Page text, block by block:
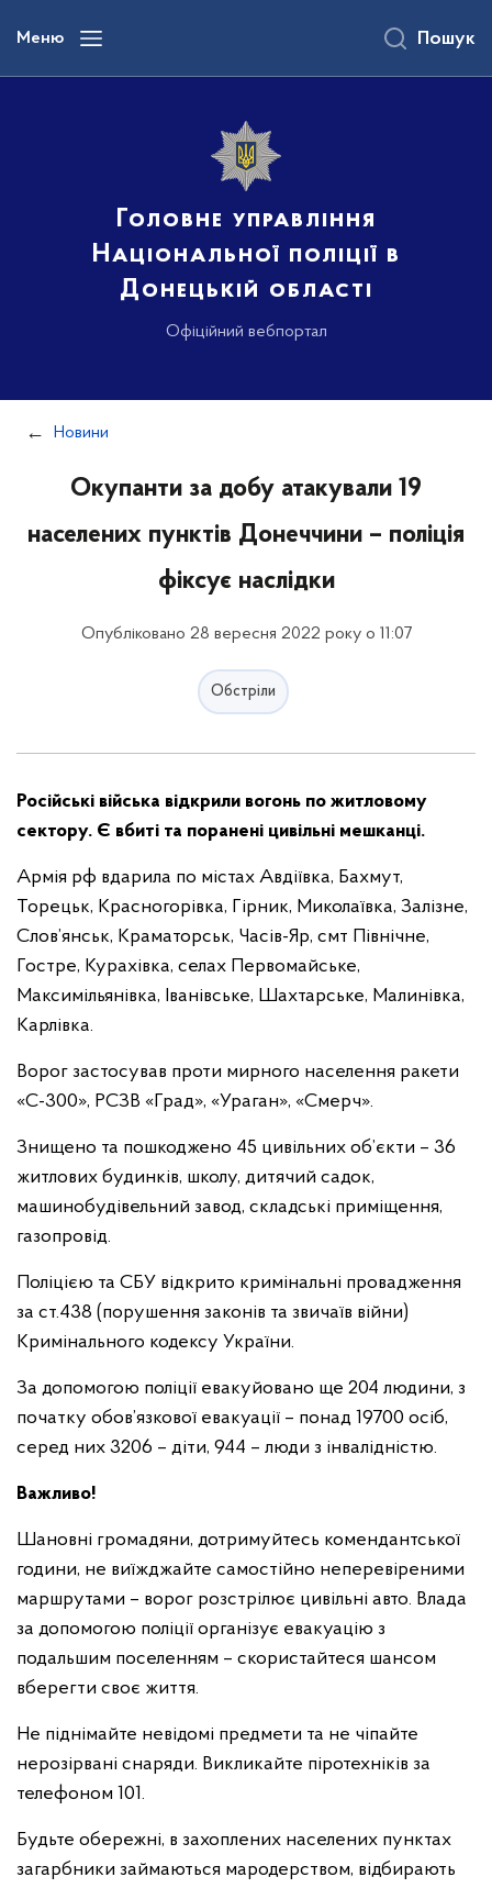
вмісту
Меню
Головне управління
Національної поліції в
Донецькій області
Офіційний вебпортал
Пошук
Новини
Окупанти за добу атакували 19
населених пунктів Донеччини – поліція
фіксує наслідки
Опубліковано 28 вересня 2022 року о 11:07
Обстріли
Російські війська відкрили вогонь по житловому
сектору. Є вбиті та поранені цивільні мешканці.
Армія рф вдарила по містах Авдіївка, Бахмут,
Торецьк, Красногорівка, Гірник, Миколаївка, Залізне,
Слов’янськ, Краматорськ, Часів-Яр, смт Північне,
Гостре, Курахівка, селах Первомайське,
Максимільянівка, Іванівське, Шахтарське, Малинівка,
Карлівка.
Ворог застосував проти мирного населення ракети
«С-300», РСЗВ «Град», «Ураган», «Смерч».
Знищено та пошкоджено 45 цивільних об’єкти – 36
житлових будинків, школу, дитячий садок,
машинобудівельний завод, складські приміщення,
газопровід.
Поліцією та СБУ відкрито кримінальні провадження
за ст.438 (порушення законів та звичаїв війни)
Кримінального кодексу України.
За допомогою поліції евакуйовано ще 204 людини, з
початку обов’язкової евакуації – понад 19700 осіб,
серед них 3206 – діти, 944 – люди з інвалідністю.
Важливо!
Шановні громадяни, дотримуйтесь комендантської
години, не виїжджайте самостійно неперевіреними
маршрутами – ворог розстрілює цивільні авто. Влада
за допомогою поліції організує евакуацію з
подальшим поселенням – скористайтеся шансом
вберегти своє життя.
Не піднімайте невідомі предмети та не чіпайте
нерозірвані снаряди. Викликайте піротехніків за
телефоном 101.
Будьте обережні, в захоплених населених пунктах
загарбники займаються мародерством, відбирають